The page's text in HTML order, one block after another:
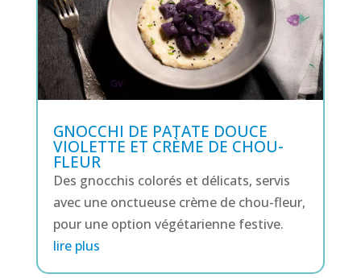
GNOCCHI DE PATATE DOUCE
VIOLETTE ET CRÈME DE CHOU-
FLEUR
Des gnocchis colorés et délicats, servis
avec une onctueuse crème de chou-fleur,
pour une option végétarienne festive.
lire plus